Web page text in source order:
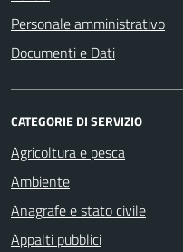
Personale amministrativo
Documenti e Dati
CATEGORIE DI SERVIZIO
Agricoltura e pesca
Ambiente
Anagrafe e stato civile
Appalti pubblici